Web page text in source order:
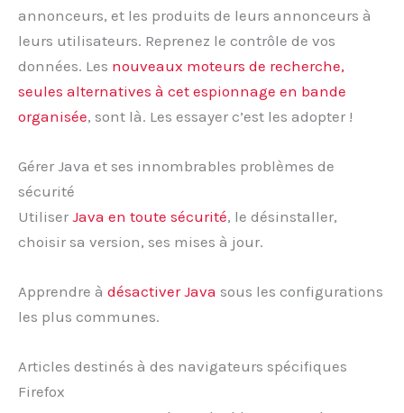
annonceurs, et les produits de leurs annonceurs à
leurs utilisateurs. Reprenez le contrôle de vos
données. Les nouveaux moteurs de recherche,
seules alternatives à cet espionnage en bande
organisée, sont là. Les essayer c’est les adopter !
Gérer Java et ses innombrables problèmes de
sécurité
Utiliser Java en toute sécurité, le désinstaller,
choisir sa version, ses mises à jour.
Apprendre à désactiver Java sous les configurations
les plus communes.
Articles destinés à des navigateurs spécifiques
Firefox